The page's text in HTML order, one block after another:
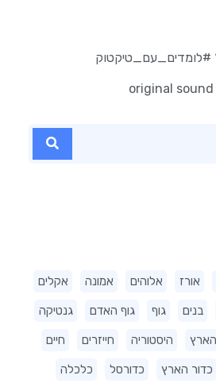
אורז אלוהים אמונה אקלים
בנים גוף גוף האדם גנטיקה
הארץ היסטוריה חייזרים חיים
כדור הארץ כדורסל כלכלה
#לומדים_עם_טיקטוק